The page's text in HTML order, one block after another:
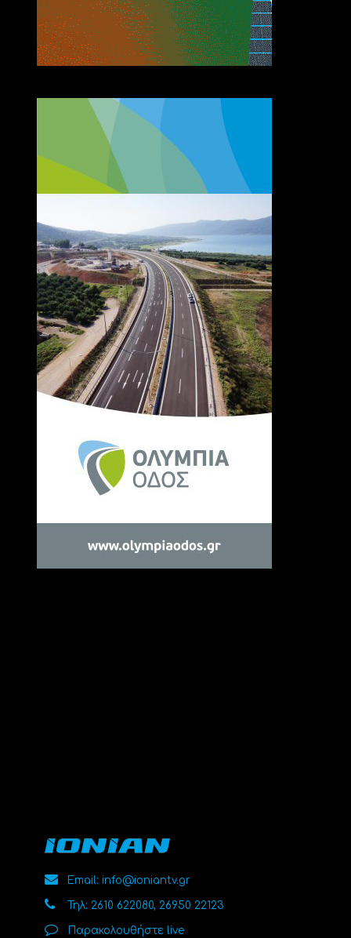
Email: info@ioniantv.gr
Τηλ: 2610 622080, 26950 22123
Παρακολουθήστε live